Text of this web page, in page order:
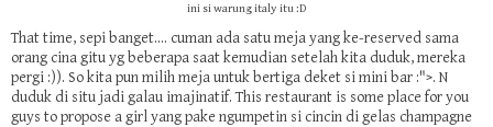
ini si warung italy itu :D
That time, sepi banget.... cuman ada satu meja yang ke-reserved sama
orang cina gitu yg beberapa saat kemudian setelah kita duduk, mereka
pergi :)). So kita pun milih meja untuk bertiga deket si mini bar :">. N
duduk di situ jadi galau imajinatif. This restaurant is some place for you
guys to propose a girl yang pake ngumpetin si cincin di gelas champagne